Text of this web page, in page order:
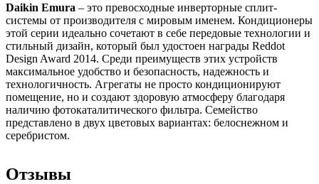
Daikin Emura – это превосходные инверторные сплит-
системы от производителя с мировым именем. Кондиционеры
этой серии идеально сочетают в себе передовые технологии и
стильный дизайн, который был удостоен награды Reddot
Design Award 2014. Среди преимуществ этих устройств
максимальное удобство и безопасность, надежность и
технологичность. Агрегаты не просто кондиционируют
помещение, но и создают здоровую атмосферу благодаря
наличию фотокаталитического фильтра. Семейство
представлено в двух цветовых вариантах: белоснежном и
серебристом.
Отзывы